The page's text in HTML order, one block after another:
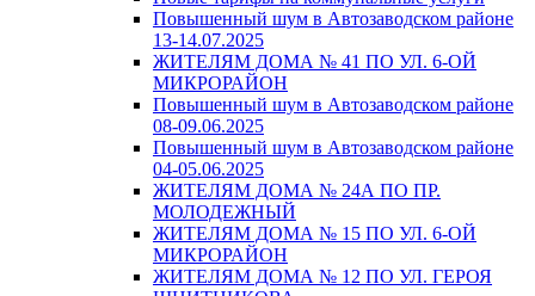
Повышенный шум в Автозаводском районе
13-14.07.2025
ЖИТЕЛЯМ ДОМА № 41 ПО УЛ. 6-ОЙ
МИКРОРАЙОН
Повышенный шум в Автозаводском районе
08-09.06.2025
Повышенный шум в Автозаводском районе
04-05.06.2025
ЖИТЕЛЯМ ДОМА № 24А ПО ПР.
МОЛОДЕЖНЫЙ
ЖИТЕЛЯМ ДОМА № 15 ПО УЛ. 6-ОЙ
МИКРОРАЙОН
ЖИТЕЛЯМ ДОМА № 12 ПО УЛ. ГЕРОЯ